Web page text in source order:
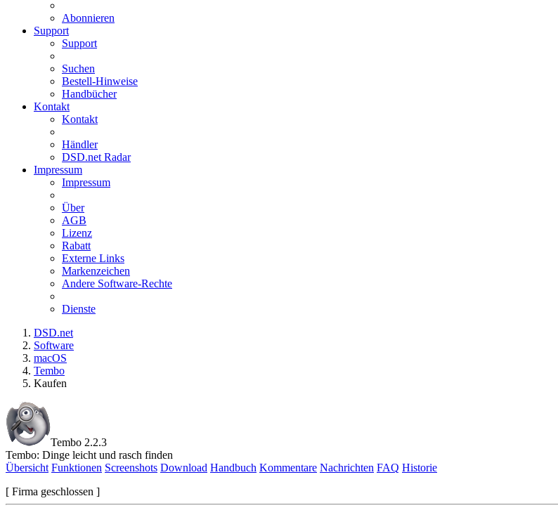
Abonnieren
Support
Support
Suchen
Bestell-Hinweise
Handbücher
Kontakt
Kontakt
Händler
DSD.net Radar
Impressum
Impressum
Über
AGB
Lizenz
Rabatt
Externe Links
Markenzeichen
Andere Software-Rechte
Dienste
DSD.net
Software
macOS
Tembo
Kaufen
Tembo 2.2.3
Tembo: Dinge leicht und rasch finden
Übersicht Funktionen Screenshots Download Handbuch Kommentare Nachrichten FAQ Historie
[ Firma geschlossen ]